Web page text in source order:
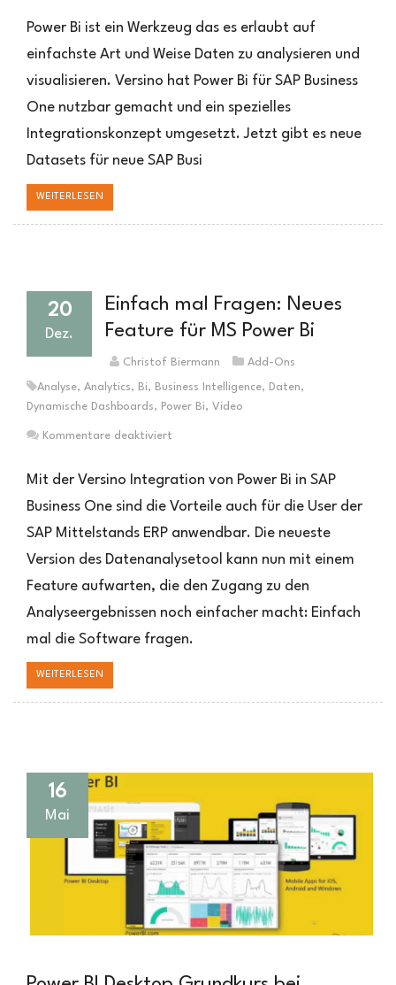
Reports
Power
Bi
Business
One
Power Bi ist ein Werkzeug das es erlaubt auf
einfachste Art und Weise Daten zu analysieren und
visualisieren. Versino hat Power Bi für SAP Business
One nutzbar gemacht und ein spezielles
Integrationskonzept umgesetzt. Jetzt gibt es neue
Datasets für neue SAP Busi
WEITERLESEN
20
Dez.
Einfach mal Fragen: Neues
Feature für MS Power Bi
Christof Biermann Add-Ons
Analyse, Analytics, Bi, Business Intelligence, Daten,
Dynamische Dashboards, Power Bi, Video
Kommentare deaktiviert
mal
Neues
Feature
für
MS
Power
Bi
Mit der Versino Integration von Power Bi in SAP
Business One sind die Vorteile auch für die User der
SAP Mittelstands ERP anwendbar. Die neueste
Version des Datenanalysetool kann nun mit einem
Feature aufwarten, die den Zugang zu den
Analyseergebnissen noch einfacher macht: Einfach
mal die Software fragen.
WEITERLESEN
16
Mai